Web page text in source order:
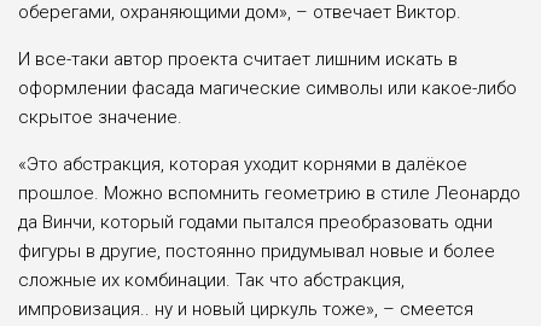
оберегами, охраняющими дом», – отвечает Виктор.
И все-таки автор проекта считает лишним искать в
оформлении фасада магические символы или какое-либо
скрытое значение.
«Это абстракция, которая уходит корнями в далёкое
прошлое. Можно вспомнить геометрию в стиле Леонардо
да Винчи, который годами пытался преобразовать одни
фигуры в другие, постоянно придумывал новые и более
сложные их комбинации. Так что абстракция,
импровизация.. ну и новый циркуль тоже», – смеется